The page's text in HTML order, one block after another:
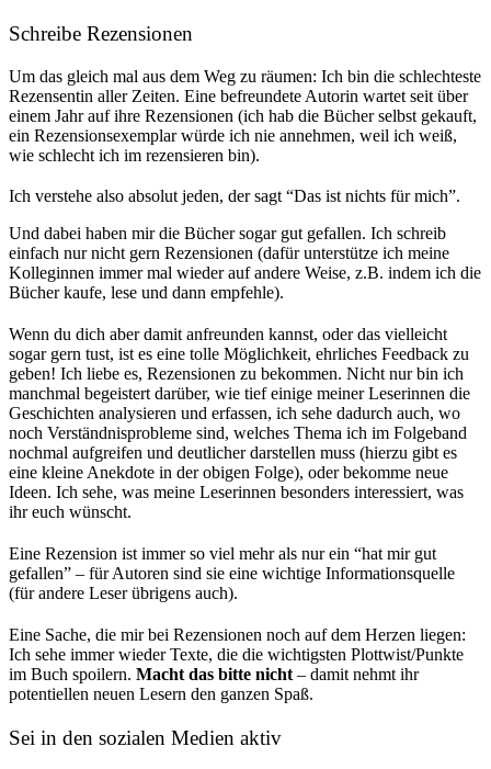
Schreibe Rezensionen
Um das gleich mal aus dem Weg zu räumen: Ich bin die schlechteste
Rezensentin aller Zeiten. Eine befreundete Autorin wartet seit über
einem Jahr auf ihre Rezensionen (ich hab die Bücher selbst gekauft,
ein Rezensionsexemplar würde ich nie annehmen, weil ich weiß,
wie schlecht ich im rezensieren bin).
Ich verstehe also absolut jeden, der sagt “Das ist nichts für mich”.
Und dabei haben mir die Bücher sogar gut gefallen. Ich schreib
einfach nur nicht gern Rezensionen (dafür unterstütze ich meine
Kolleginnen immer mal wieder auf andere Weise, z.B. indem ich die
Bücher kaufe, lese und dann empfehle).
Wenn du dich aber damit anfreunden kannst, oder das vielleicht
sogar gern tust, ist es eine tolle Möglichkeit, ehrliches Feedback zu
geben! Ich liebe es, Rezensionen zu bekommen. Nicht nur bin ich
manchmal begeistert darüber, wie tief einige meiner Leserinnen die
Geschichten analysieren und erfassen, ich sehe dadurch auch, wo
noch Verständnisprobleme sind, welches Thema ich im Folgeband
nochmal aufgreifen und deutlicher darstellen muss (hierzu gibt es
eine kleine Anekdote in der obigen Folge), oder bekomme neue
Ideen. Ich sehe, was meine Leserinnen besonders interessiert, was
ihr euch wünscht.
Eine Rezension ist immer so viel mehr als nur ein “hat mir gut
gefallen” – für Autoren sind sie eine wichtige Informationsquelle
(für andere Leser übrigens auch).
Eine Sache, die mir bei Rezensionen noch auf dem Herzen liegen:
Ich sehe immer wieder Texte, die die wichtigsten Plottwist/Punkte
im Buch spoilern. Macht das bitte nicht – damit nehmt ihr
potentiellen neuen Lesern den ganzen Spaß.
Sei in den sozialen Medien aktiv